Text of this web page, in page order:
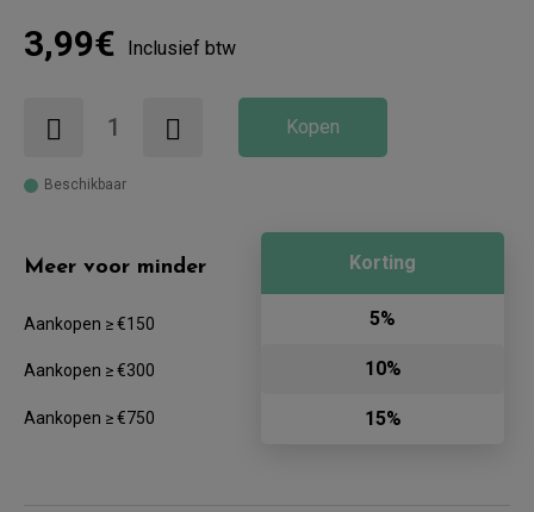
3,99€ Inclusief btw
Kopen
Beschikbaar
Meer voor minder
Aankopen ≥ €150
Aankopen ≥ €300
Aankopen ≥ €750
Korting
5%
10%
15%